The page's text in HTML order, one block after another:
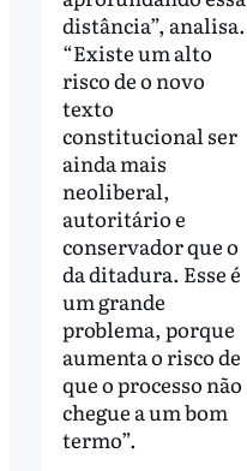
distância”, analisa.
“Existe um alto
risco de o novo
texto
constitucional ser
ainda mais
neoliberal,
autoritário e
conservador que o
da ditadura. Esse é
um grande
problema, porque
aumenta o risco de
que o processo não
chegue a um bom
termo”.